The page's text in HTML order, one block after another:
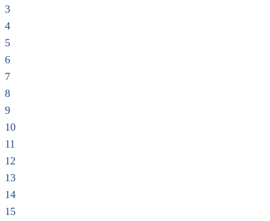
3
4
5
6
7
8
9
10
11
12
13
14
15